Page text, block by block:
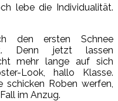
lebe die Individualität.
den ersten Schnee
Denn jetzt lassen
mehr lange auf sich
Look, hallo Klasse.
schicken Roben werfen,
im Anzug.